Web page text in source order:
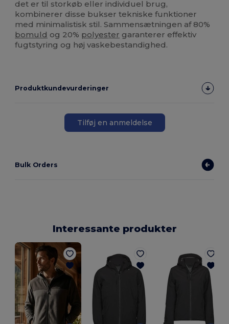
det er til storkøb eller individuel brug,
kombinerer disse bukser tekniske funktioner
med minimalistisk stil. Sammensætningen af 80%
bomuld og 20% polyester garanterer effektiv
fugtstyring og høj vaskebestandighed.
Produktkundevurderinger
Tilføj en anmeldelse
Bulk Orders
Interessante produkter